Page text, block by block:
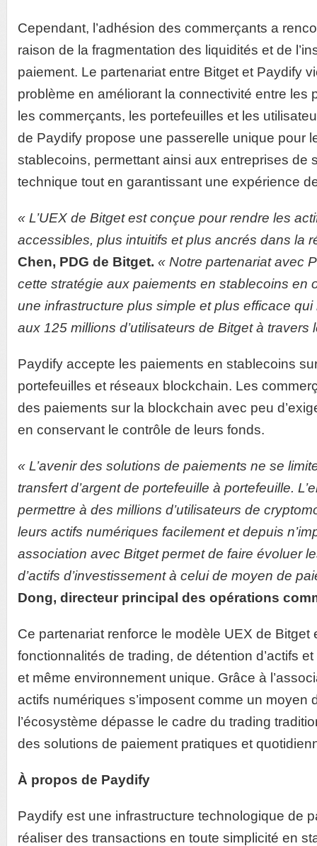
Cependant, l’adhésion des commerçants a
raison de la fragmentation des liquidités et de
paiement. Le partenariat entre Bitget et Paydify
problème en améliorant la connectivité entre les
les commerçants, les portefeuilles et les
de Paydify propose une passerelle unique pour
stablecoins, permettant ainsi aux entreprises de
technique tout en garantissant une expérience
« L’UEX de Bitget est conçue pour rendre les
accessibles, plus intuitifs et plus ancrés dans la
Chen, PDG de Bitget. « Notre partenariat avec
cette stratégie aux paiements en stablecoins en
une infrastructure plus simple et plus efficace qui
aux 125 millions d’utilisateurs de Bitget à travers
Paydify accepte les paiements en stablecoins
portefeuilles et réseaux blockchain. Les
des paiements sur la blockchain avec peu
en conservant le contrôle de leurs fonds.
« L’avenir des solutions de paiements ne se
transfert d’argent de portefeuille à portefeuille.
permettre à des millions d’utilisateurs de
leurs actifs numériques facilement et depuis
association avec Bitget permet de faire évoluer
d’actifs d’investissement à celui de moyen de
Dong, directeur principal des opérations
Ce partenariat renforce le modèle UEX de Bitget
fonctionnalités de trading, de détention d’actifs et
et même environnement unique. Grâce à
actifs numériques s’imposent comme un moyen
l’écosystème dépasse le cadre du trading
des solutions de paiement pratiques et
À propos de Paydify
Paydify est une infrastructure technologique de
réaliser des transactions en toute simplicité en